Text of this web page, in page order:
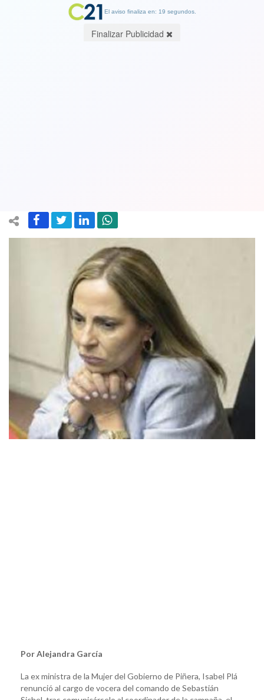
Por Alejandra García
La ex ministra de la Mujer del Gobierno de Piñera, Isabel Plá
renunció al cargo de vocera del comando de Sebastián
El aviso finaliza en: 18 segundos.
Finalizar Publicidad